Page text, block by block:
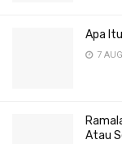
Apa
7
Atau